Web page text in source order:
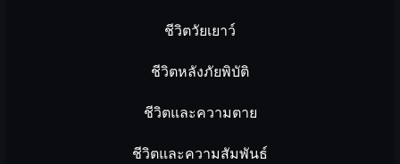
ชีวิตวัยเยาว์
ชีวิตหลังภัยพิบัติ
ชีวิตและความตาย
ชีวิตและความสัมพันธ์